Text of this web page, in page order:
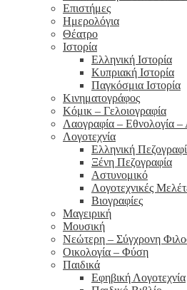
Επιστήμες
Ημερολόγια
Θέατρο
Ιστορία
Ελληνική Ιστορία
Κυπριακή Ιστορία
Παγκόσμια Ιστορία
Κινηματογράφος
Κόμικ – Γελοιογραφία
Λαογραφία – Εθνολογία
Λογοτεχνία
Ελληνική
Ξένη Πεζογραφία
Αστυνομικό
Λογοτεχνικές
Βιογραφίες
Μαγειρική
Μουσική
Νεώτερη – Σύγχρονη
Οικολογία – Φύση
Παιδικά
Εφηβική Λογοτεχνία